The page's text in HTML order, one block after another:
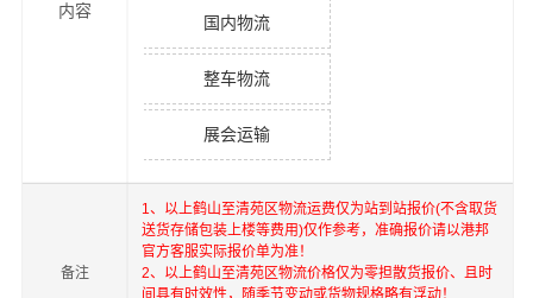
内容
国内物流
整车物流
展会运输
备注
1、以上鹤山至清苑区物流运费仅为站到站报价(不含取货
送货存储包装上楼等费用)仅作参考，准确报价请以港邦
官方客服实际报价单为准！
2、以上鹤山至清苑区物流价格仅为零担散货报价、且时